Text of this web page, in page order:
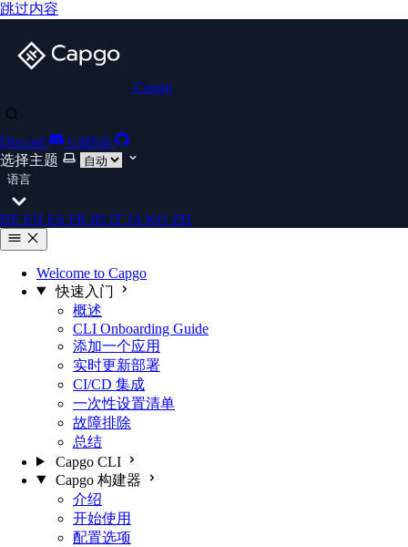
跳过内容
Capgo
Discord
GitHub
选择主题
语言
DE EN ES FR ID IT JA KO ZH
Welcome to Capgo
快速入门
概述
CLI Onboarding Guide
添加一个应用
实时更新部署
CI/CD 集成
一次性设置清单
故障排除
总结
Capgo CLI
Capgo 构建器
介绍
开始使用
配置选项